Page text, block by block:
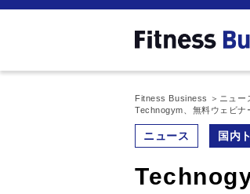
Fitness Business ニュー
Technogym、無料ウェビナ
ニュース 国内